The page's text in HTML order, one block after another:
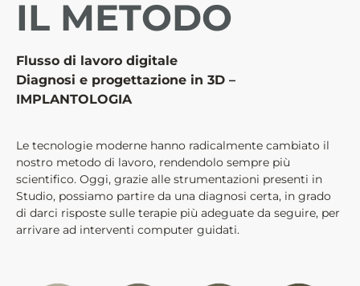
IL METODO
Flusso di lavoro digitale
Diagnosi e progettazione in 3D –
IMPLANTOLOGIA
Le tecnologie moderne hanno radicalmente cambiato il
nostro metodo di lavoro, rendendolo sempre più
scientifico. Oggi, grazie alle strumentazioni presenti in
Studio, possiamo partire da una diagnosi certa, in grado
di darci risposte sulle terapie più adeguate da seguire, per
arrivare ad interventi computer guidati.